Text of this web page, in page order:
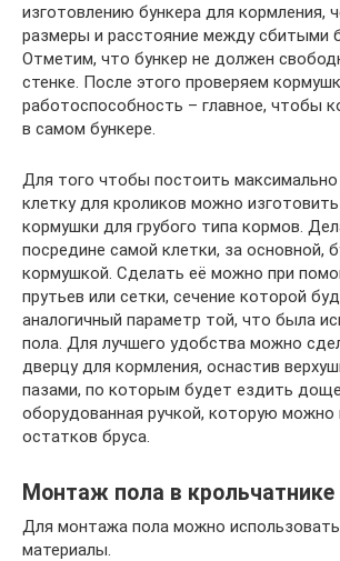
изготовлению бункера для кормления,
размеры и расстояние между сбитыми
Отметим, что бункер не должен
стенке. После этого проверяем
работоспособность – главное, чтобы
в самом бункере.
Для того чтобы постоить максимально
клетку для кроликов можно
кормушки для грубого типа кормов.
посредине самой клетки, за основной,
кормушкой. Сделать её можно при
прутьев или сетки, сечение которой
аналогичный параметр той, что была
пола. Для лучшего удобства можно
дверцу для кормления, оснастив
пазами, по которым будет ездить
оборудованная ручкой, которую можно
остатков бруса.
Монтаж пола в крольчатнике
Для монтажа пола можно
материалы.